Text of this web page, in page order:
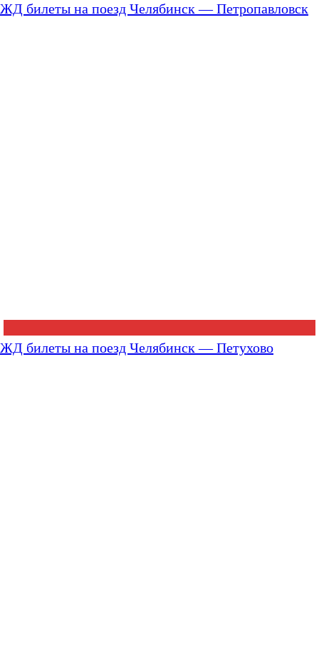
ЖД билеты на поезд Челябинск — Петропавловск
ЖД билеты на поезд Челябинск — Петухово